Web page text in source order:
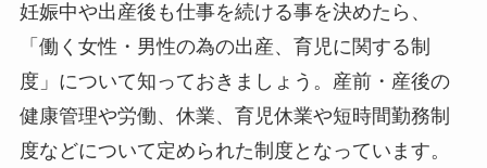
妊娠中や出産後も仕事を続ける事を決めたら、
「働く女性・男性の為の出産、育児に関する制
度」について知っておきましょう。産前・産後の
健康管理や労働、休業、育児休業や短時間勤務制
度などについて定められた制度となっています。